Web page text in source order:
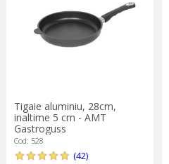
Tigaie aluminiu, 28cm,
inaltime 5 cm - AMT
Gastroguss
Cod: 528
(42)